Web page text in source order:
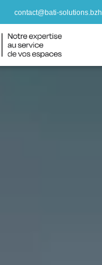
contact@bati-solutions.bzh